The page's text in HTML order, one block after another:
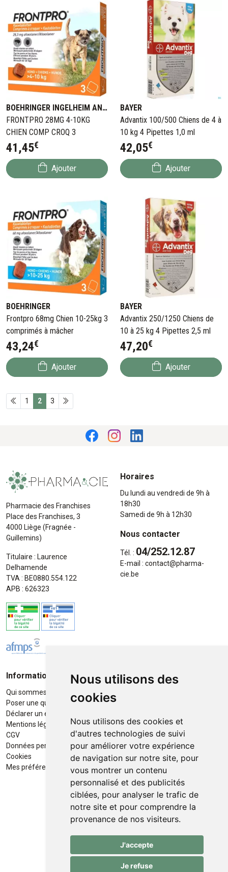
Nous utilisons des
cookies
Nous utilisons des cookies et
d'autres technologies de suivi
pour améliorer votre expérience
de navigation sur notre site, pour
vous montrer un contenu
personnalisé et des publicités
ciblées, pour analyser le trafic de
notre site et pour comprendre la
provenance de nos visiteurs.
J'accepte
Je refuse
BOEHRINGER INGELHEIM ANIMAL HEALTH BELGIUM
FRONTPRO 28MG 4-10KG
CHIEN COMP CROQ 3
41,45€
Ajouter
BAYER
Advantix 100/500 Chiens de 4 à
10 kg 4 Pipettes 1,0 ml
42,05€
Ajouter
BOEHRINGER
Frontpro 68mg Chien 10-25kg 3
comprimés à mâcher
43,24€
Ajouter
BAYER
Advantix 250/1250 Chiens de
10 à 25 kg 4 Pipettes 2,5 ml
47,20€
Ajouter
1 2 3
Pharmacie des Franchises
Place des Franchises, 3
4000 Liège (Fragnée -
Guillemins)
Titulaire : Laurence
Delhamende
TVA : BE0880.554.122
APB : 626323
Horaires
Du lundi au vendredi de 9h à
18h30
Samedi de 9h à 12h30
Nous contacter
Tél. : 04/252.12.87
E-mail : contact@pharma-
cie.be
Informations
Qui sommes-nous ?
Poser une question
Déclarer un effet indésirable
Mentions légales
CGV
Données personnelles
Cookies
Mes préférences Cookies
Moyens de paiement
Retrait / Livraison
Retrait à la pharmacie en Click
Livraison cyclo-urbaines à Liège
avec :
Service professionnel et
écologique de livraisons rapides
et fiables.